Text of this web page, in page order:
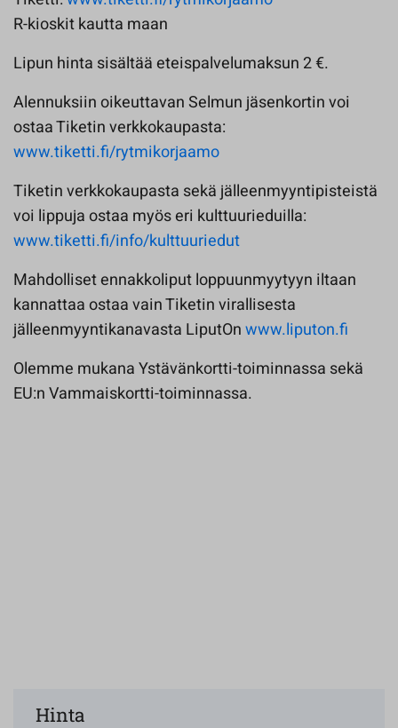
R-kioskit kautta maan
Lipun hinta sisältää eteispalvelumaksun 2 €.
Alennuksiin oikeuttavan Selmun jäsenkortin voi
ostaa Tiketin verkkokaupasta:
www.tiketti.fi/rytmikorjaamo
Tiketin verkkokaupasta sekä jälleenmyyntipisteistä
voi lippuja ostaa myös eri kulttuurieduilla:
www.tiketti.fi/info/kulttuuriedut
Mahdolliset ennakkoliput loppuunmyytyyn iltaan
kannattaa ostaa vain Tiketin virallisesta
jälleenmyyntikanavasta LiputOnwww.liputon.fi
Olemme mukana Ystävänkortti-toiminnassa sekä
EU:n Vammaiskortti-toiminnassa.
Hinta